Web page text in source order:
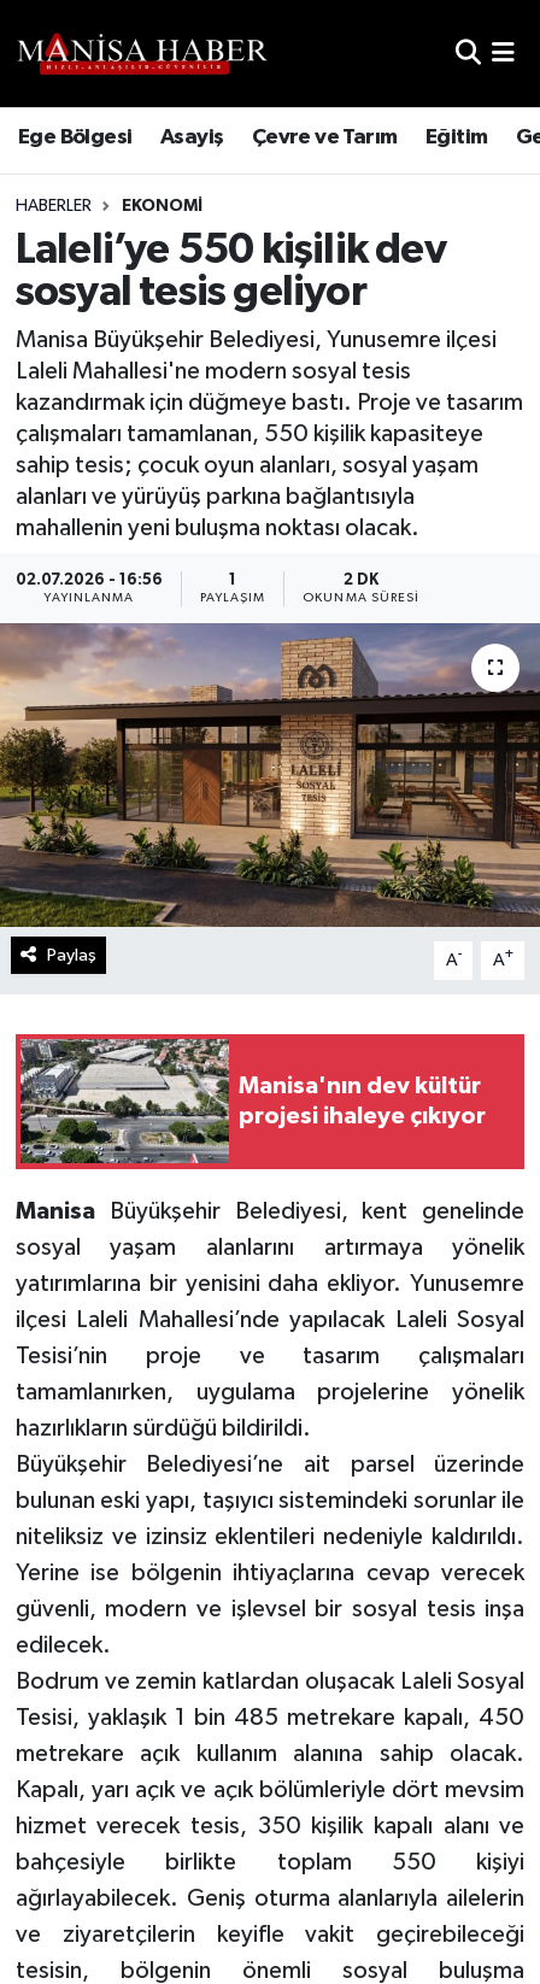
Ege Bölgesi Asayiş Çevre ve Tarım Eğitim
HABERLER EKONOMI
Laleli’ye 550 kişilik dev
sosyal tesis geliyor
Manisa Büyükşehir Belediyesi, Yunusemre ilçesi
Laleli Mahallesi'ne modern sosyal tesis
kazandırmak için düğmeye bastı. Proje ve tasarım
çalışmaları tamamlanan, 550 kişilik kapasiteye
sahip tesis; çocuk oyun alanları, sosyal yaşam
alanları ve yürüyüş parkına bağlantısıyla
mahallenin yeni buluşma noktası olacak.
02.07.2026 - 16:56
YAYINLANMA
1
PAYLAŞIM
2 DK
OKUNMA SÜRESI
Paylaş A- A+
Manisa'nın dev kültür
projesi ihaleye çıkıyor
ManisaBüyükşehir Belediyesi, kent genelinde
sosyal yaşam alanlarını artırmaya yönelik
yatırımlarına bir yenisini daha ekliyor. Yunusemre
ilçesi Laleli Mahallesi’nde yapılacak Laleli Sosyal
Tesisi’nin proje ve tasarım çalışmaları
tamamlanırken, uygulama projelerine yönelik
hazırlıkların sürdüğü bildirildi.
Büyükşehir Belediyesi’ne ait parsel üzerinde
bulunan eski yapı, taşıyıcı sistemindeki sorunlar ile
niteliksiz ve izinsiz eklentileri nedeniyle kaldırıldı.
Yerine ise bölgenin ihtiyaçlarına cevap verecek
güvenli, modern ve işlevsel bir sosyal tesis inşa
edilecek.
Bodrum ve zemin katlardan oluşacak Laleli Sosyal
Tesisi, yaklaşık 1 bin 485 metrekare kapalı, 450
metrekare açık kullanım alanına sahip olacak.
Kapalı, yarı açık ve açık bölümleriyle dört mevsim
hizmet verecek tesis, 350 kişilik kapalı alanı ve
bahçesiyle birlikte toplam 550 kişiyi
ağırlayabilecek. Geniş oturma alanlarıyla ailelerin
ve ziyaretçilerin keyifle vakit geçirebileceği
tesisin, bölgenin önemli sosyal buluşma
Trafik Durumu
Süper Lig Puan Durumu ve Fikstür
Tüm Manşetler
Son Dakika Haberleri
Haber Arşivi